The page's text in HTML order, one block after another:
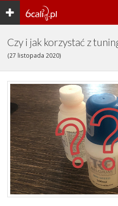
Toggle
navigation
Czy i jak korzystać z
(27 listopada 2020)